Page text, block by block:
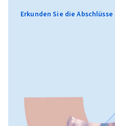
Erkunden Sie die Abschlüsse